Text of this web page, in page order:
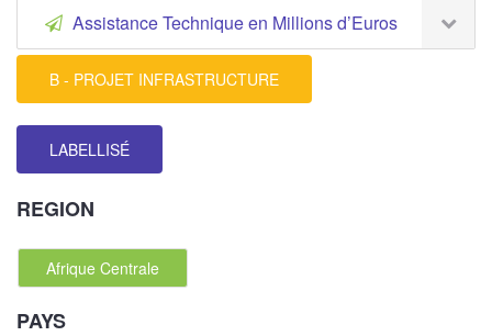
Assistance Technique en Millions d’Euros
B - PROJET INFRASTRUCTURE
LABELLISÉ
REGION
Afrique Centrale
PAYS